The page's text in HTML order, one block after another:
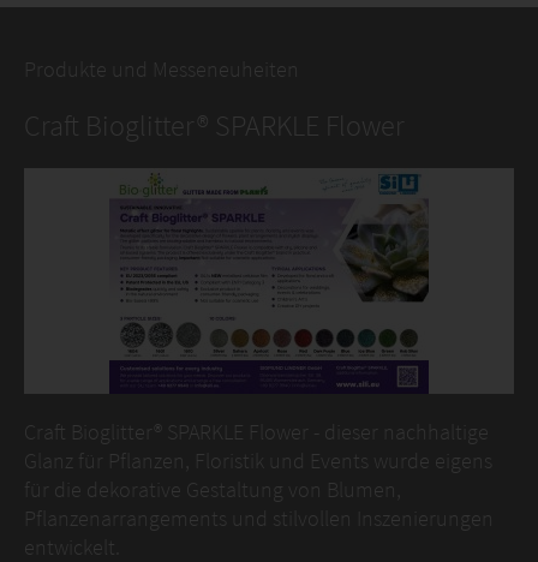
Produkte und Messeneuheiten
Craft Bioglitter® SPARKLE Flower
Craft Bioglitter® SPARKLE Flower - dieser nachhaltige
Glanz für Pflanzen, Floristik und Events wurde eigens
für die dekorative Gestaltung von Blumen,
Pflanzenarrangements und stilvollen Inszenierungen
entwickelt.